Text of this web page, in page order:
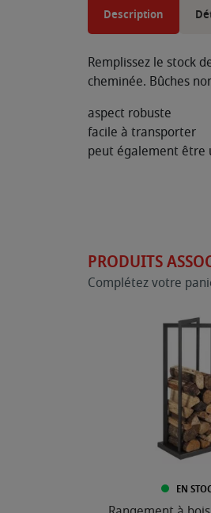
Description
Remplissez le stock
cheminée. Bûches
aspect robuste
facile à transporter
peut également être
PRODUITS
Complétez votre
EN